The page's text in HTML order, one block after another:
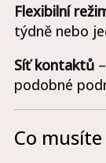
Flexibilní
týdně nebo
Síť kontaktů
podobné
Co